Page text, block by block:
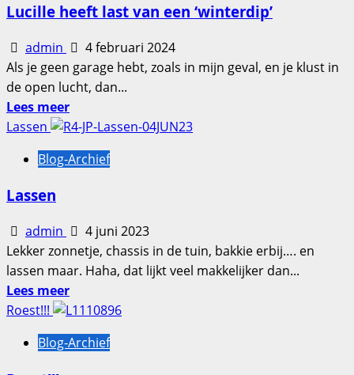
verhuisd.
Lucille heeft last van een ‘winterdip’
admin
4 februari 2024
Als je geen garage hebt, zoals in mijn geval, en je klust in
de open lucht, dan...
Lees meerLees
meer
Lucille
van
een
‘winterdip’
Lassen
Blog-Archief
Lassen
admin
4 juni 2023
Lekker zonnetje, chassis in de tuin, bakkie erbij…. en
lassen maar. Haha, dat lijkt veel makkelijker dan...
Lees meerLees
meer
Lassen
Roest!!!
Blog-Archief